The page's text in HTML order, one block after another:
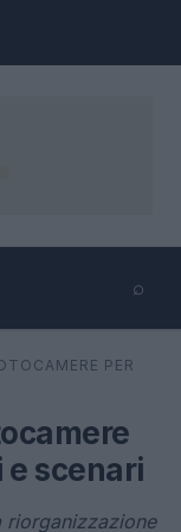
⌕
⌕PER
e scenari
riorganizzazione